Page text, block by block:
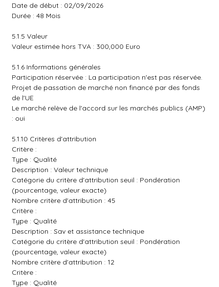
Date de début : 02/09/2026
Durée : 48 Mois
5.1.5 Valeur
Valeur estimée hors TVA : 300,000 Euro
5.1.6 Informations générales
Participation réservée : La participation n'est pas réservée.
Projet de passation de marché non financé par des fonds
de l'UE
Le marché relève de l'accord sur les marchés publics (AMP)
: oui
5.1.10 Critères d'attribution
Critère :
Type : Qualité
Description : Valeur technique
Catégorie du critère d'attribution seuil : Pondération
(pourcentage, valeur exacte)
Nombre critère d'attribution : 45
Critère :
Type : Qualité
Description : Sav et assistance technique
Catégorie du critère d'attribution seuil : Pondération
(pourcentage, valeur exacte)
Nombre critère d'attribution : 12
Critère :
Type : Qualité